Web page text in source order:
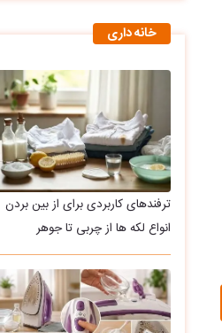
خانه داری
ترفندهای کاربردی برای از بین بردن
انواع لکه ها از چربی تا جوهر